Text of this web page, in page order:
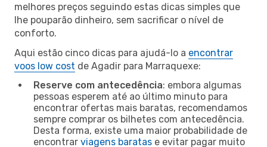
melhores preços seguindo estas dicas simples que
lhe pouparão dinheiro, sem sacrificar o nível de
conforto.
Aqui estão cinco dicas para ajudá-lo a encontrar
voos low cost de Agadir para Marraquexe:
Reserve com antecedência: embora algumas
pessoas esperem até ao último minuto para
encontrar ofertas mais baratas, recomendamos
sempre comprar os bilhetes com antecedência.
Desta forma, existe uma maior probabilidade de
encontrar viagens baratas e evitar pagar muito